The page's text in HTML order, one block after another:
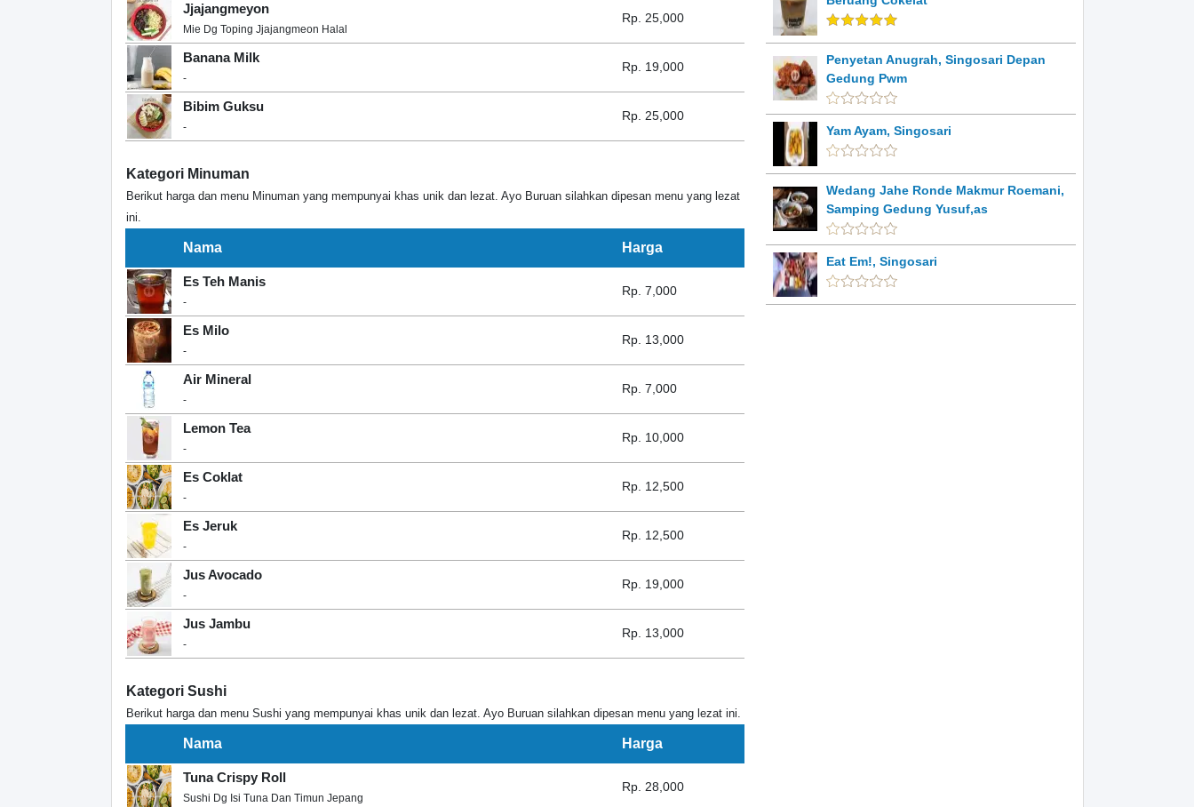
Jjajangmeyon
Mie Dg Toping Jjajangmeon Halal
Rp. 25,000
Banana Milk
-
Rp. 19,000
Bibim Guksu
-
Rp. 25,000
Kategori Minuman
Berikut harga dan menu Minuman yang mempunyai khas unik dan lezat. Ayo Buruan silahkan dipesan menu yang lezat
ini.
Nama Harga
Es Teh Manis
-
Rp. 7,000
Es Milo
-
Rp. 13,000
Air Mineral
-
Rp. 7,000
Lemon Tea
-
Rp. 10,000
Es Coklat
-
Rp. 12,500
Es Jeruk
-
Rp. 12,500
Jus Avocado
-
Rp. 19,000
Jus Jambu
-
Rp. 13,000
Kategori Sushi
Berikut harga dan menu Sushi yang mempunyai khas unik dan lezat. Ayo Buruan silahkan dipesan menu yang lezat ini.
Nama Harga
Tuna Crispy Roll
Sushi Dg Isi Tuna Dan Timun Jepang
Rp. 28,000
Penyetan Anugrah, Singosari Depan
Gedung Pwm
Yam Ayam, Singosari
Wedang Jahe Ronde Makmur Roemani,
Samping Gedung Yusuf,as
Eat Em!, Singosari